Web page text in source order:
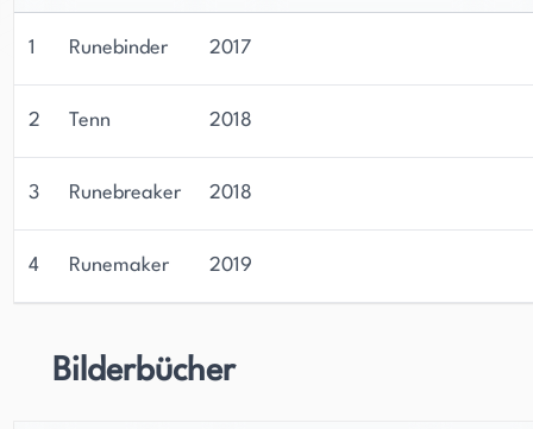
1 Runebinder 2017
2 Tenn 2018
3 Runebreaker 2018
4 Runemaker 2019
Bilderbücher